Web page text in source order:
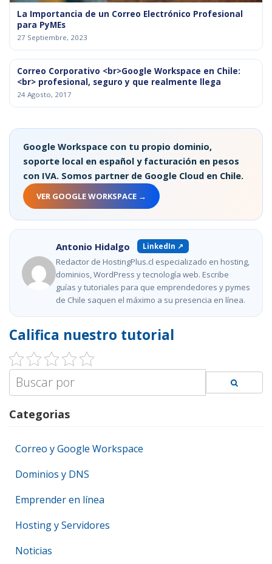
La Importancia de un Correo Electrónico Profesional
para PyMEs
27 Septiembre, 2023
Correo Corporativo <br>Google Workspace en Chile:
<br> profesional, seguro y que realmente llega
24 Agosto, 2017
Google Workspace con tu propio dominio,
soporte local en español y facturación en pesos
con IVA. Somos partner de Google Cloud en Chile.
VER GOOGLE WORKSPACE →
Antonio Hidalgo LinkedIn ↗
Redactor de HostingPlus.cl especializado en hosting,
dominios, WordPress y tecnología web. Escribe
guías y tutoriales para que emprendedores y pymes
de Chile saquen el máximo a su presencia en línea.
Califica nuestro tutorial
Search
for:
Categorias
Correo y Google Workspace
Dominios y DNS
Emprender en línea
Hosting y Servidores
Noticias